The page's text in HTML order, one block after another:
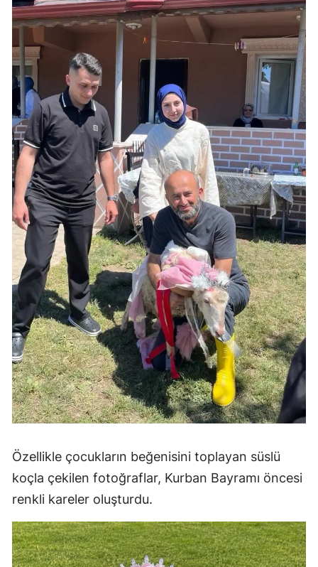
Özellikle çocukların beğenisini toplayan süslü
koçla çekilen fotoğraflar, Kurban Bayramı öncesi
renkli kareler oluşturdu.